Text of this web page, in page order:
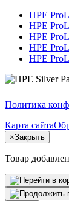
HPE
HPE
HPE
HPE
HPE
Политика
Карта сайта
×Закрыть
Товар